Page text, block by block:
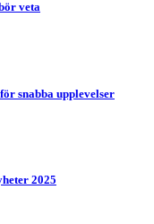
veta
snabba upplevelser
2025